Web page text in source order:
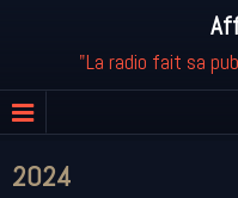
"La radio fait sa
2024